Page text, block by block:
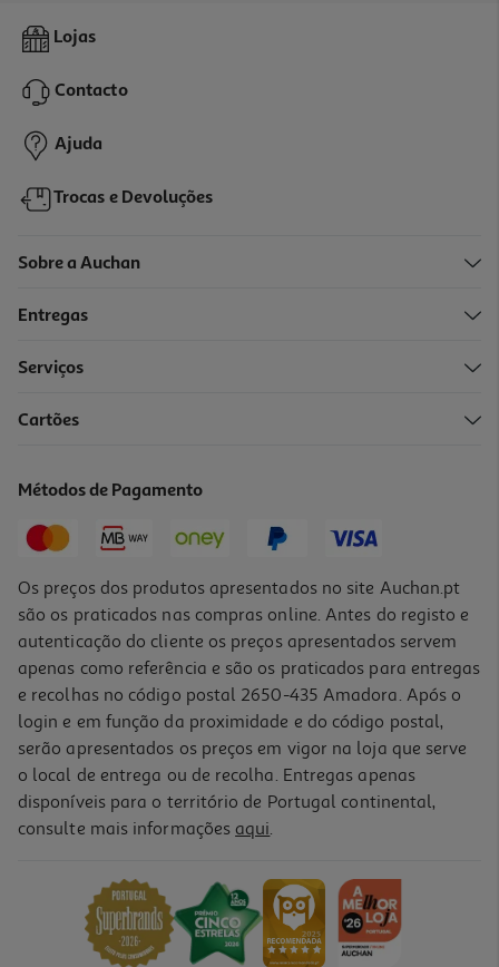
O Leão Que Temos Cá Dentro
13,90 € PVP de editor
12,51 €
-10%
15,50 € PVP de editor
-10%
Livro O Fio Invisível Míriam Tirado
PVP de editor
12,92 €
Lojas
Contacto
Ajuda
Trocas e Devoluções
Sobre a Auchan
Entregas
Serviços
Cartões
Métodos de Pagamento
Os preços dos produtos apresentados no site Auchan.pt
são os praticados nas compras online. Antes do registo e
autenticação do cliente os preços apresentados servem
apenas como referência e são os praticados para entregas
e recolhas no código postal 2650-435 Amadora. Após o
login e em função da proximidade e do código postal,
serão apresentados os preços em vigor na loja que serve
o local de entrega ou de recolha. Entregas apenas
disponíveis para o território de Portugal continental,
consulte mais informações aqui.